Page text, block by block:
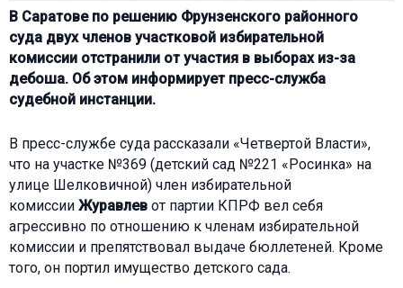
В Саратове по решению Фрунзенского районного
суда двух членов участковой избирательной
комиссии отстранили от участия в выборах из-за
дебоша. Об этом информирует пресс-служба
судебной инстанции.
В пресс-службе суда рассказали «Четвертой Власти»,
что на участке №369 (детский сад №221 «Росинка» на
улице Шелковичной) член избирательной
комиссии Журавлев от партии КПРФ вел себя
агрессивно по отношению к членам избирательной
комиссии и препятствовал выдаче бюллетеней. Кроме
того, он портил имущество детского сада.